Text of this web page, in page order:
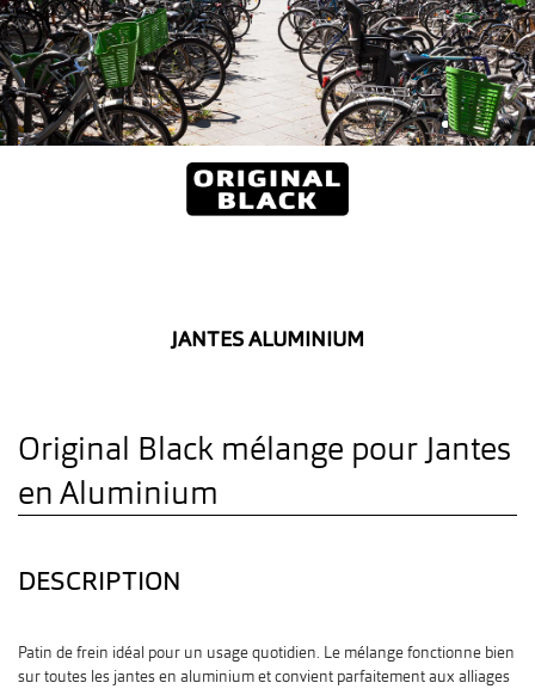
JANTES ALUMINIUM
Original Black mélange pour Jantes
en Aluminium
DESCRIPTION
Patin de frein idéal pour un usage quotidien. Le mélange fonctionne bien
sur toutes les jantes en aluminium et convient parfaitement aux alliages